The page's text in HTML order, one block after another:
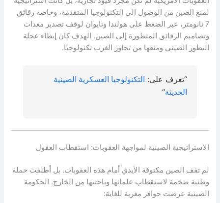
لمنع الصين من الوصول إلى التكنولوجيا المتقدمة، وخاصة رقائق
7 نانومتر، عبر الضغط على هولندا وتايوان لوقف تصدير معدات
وتصاميم الرقائق المتطورة إلى الصين. الهدف كان إبطاء عجلة
التطور الصيني ومنعها من تجاوز الغرب تكنولوجيًا.
“تعرف على: التكنولوجيا العسكرية الصينية
الحديثة“
الاستراتيجية الصينية لمواجهة العقوبات: استقطاب العقول
لم تقف الصين مكتوفة الأيدي أمام هذه العقوبات. بل أطلقت حملة
وطنية ضخمة لاستقطاب علمائها وباحثيها من الخارج. الحكومة
الصينية عرضت حوافز مغرية للغاية: